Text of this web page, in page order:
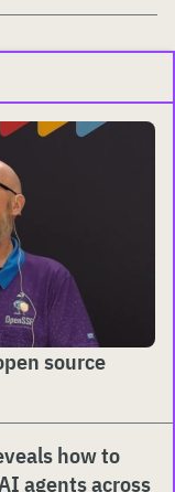
source
how to
agents across